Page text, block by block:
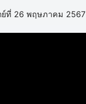
ที่ 26 พฤษภาคม 2567